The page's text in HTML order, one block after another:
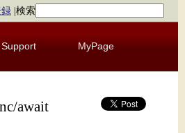
検索
Support MyPage
await